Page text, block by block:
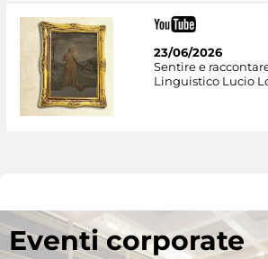
23/06/2026
Sentire e
Linguistico Lucio
Eventi corporate